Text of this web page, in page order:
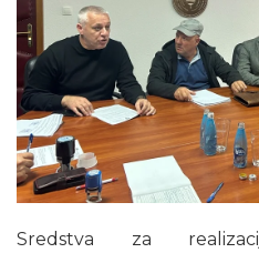
Sredstva za